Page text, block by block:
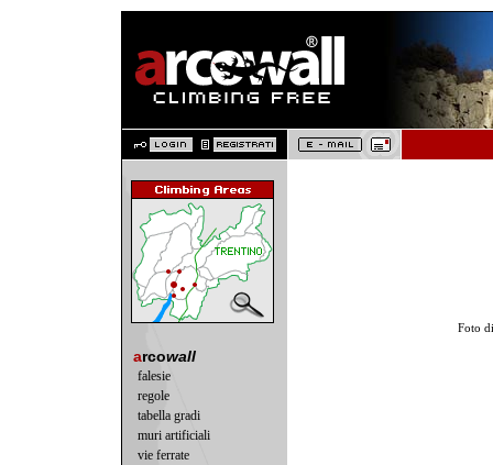
arcowall
falesie
regole
tabella gradi
muri artificiali
vie ferrate
Foto